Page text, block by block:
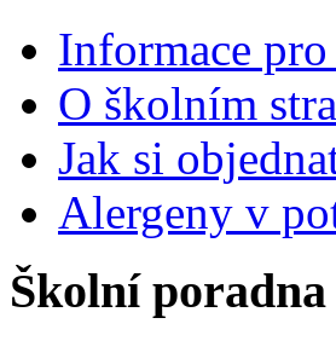
Informace
O školním
Jak si
Alergeny v
Školní poradna